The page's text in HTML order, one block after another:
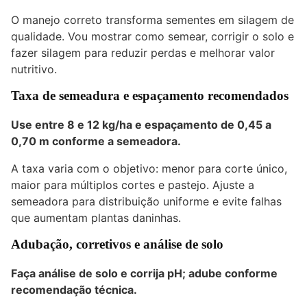
O manejo correto transforma sementes em silagem de
qualidade. Vou mostrar como semear, corrigir o solo e
fazer silagem para reduzir perdas e melhorar valor
nutritivo.
Taxa de semeadura e espaçamento recomendados
Use entre 8 e 12 kg/ha e espaçamento de 0,45 a
0,70 m conforme a semeadora.
A taxa varia com o objetivo: menor para corte único,
maior para múltiplos cortes e pastejo. Ajuste a
semeadora para distribuição uniforme e evite falhas
que aumentam plantas daninhas.
Adubação, corretivos e análise de solo
Faça análise de solo e corrija pH; adube conforme
recomendação técnica.